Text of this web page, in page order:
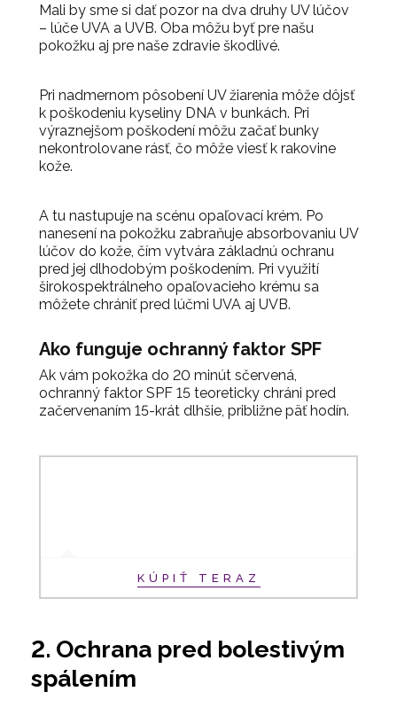
Mali by sme si dať pozor na dva druhy UV lúčov
– lúče UVA a UVB. Oba môžu byť pre našu
pokožku aj pre naše zdravie škodlivé.
Pri nadmernom pôsobení UV žiarenia môže dôjsť
k poškodeniu kyseliny DNA v bunkách. Pri
výraznejšom poškodení môžu začať bunky
nekontrolovane rásť, čo môže viesť k rakovine
kože.
A tu nastupuje na scénu opaľovací krém. Po
nanesení na pokožku zabraňuje absorbovaniu UV
lúčov do kože, čím vytvára základnú ochranu
pred jej dlhodobým poškodením. Pri využití
širokospektrálneho opaľovacieho krému sa
môžete chrániť pred lúčmi UVA aj UVB.
Ako funguje ochranný faktor SPF
Ak vám pokožka do 20 minút sčervená,
ochranný faktor SPF 15 teoreticky chráni pred
začervenaním 15-krát dlhšie, približne päť hodín.
KÚPIŤ TERAZ
2. Ochrana pred bolestivým
spálením